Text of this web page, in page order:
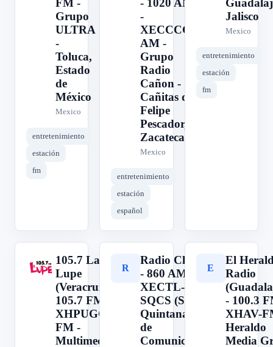
FM -
Grupo
ULTRA
-
Toluca,
Estado
de
México
Mexico
entretenimiento
estación
fm
- 1020 AM
-
XECCCG-
AM -
Grupo
Radio
Cañon -
Cañitas de
Felipe
Pescador,
Zacatecas
Mexico
entretenimiento
estación
español
Jalisco
Mexico
entretenimiento
estación
fm
1
105.7 La
Lupe
(Veracruz) -
105.7 FM -
XHPUGC-
FM -
Multimedios
R
Radio Chetumal
- 860 AM -
XECTL-AM -
SQCS (Sistema
Quintanarroense
de
Comunicación
E
El
Radio
- 100.3
XHAV-
Heraldo
Media